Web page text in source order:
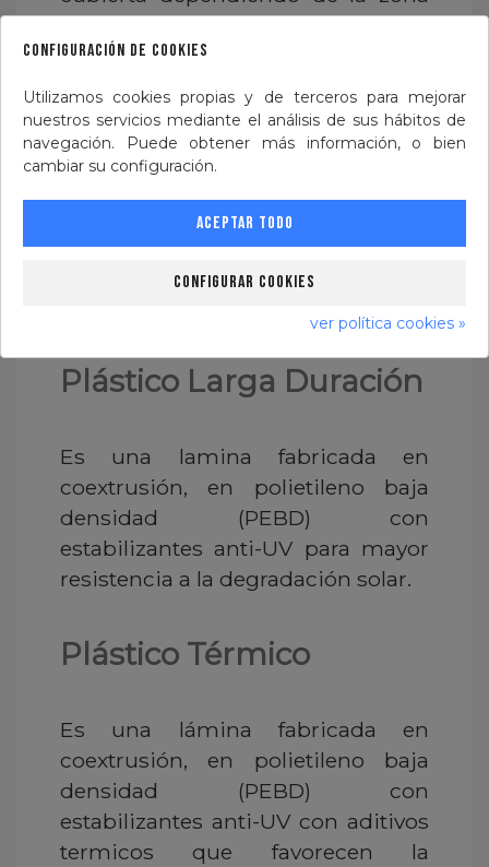
donde se encuentre el cultivo, del
uso de fitosanitarios. No sera igual
instalarlo en la zona sur de España,
que hay más horas de sol, que en la
zona norte del país.
Tipos de plásticos
para cubierta de
invernaderos
Plástico Larga Duración
Es una lamina fabricada en
coextrusión, en polietileno baja
densidad (PEBD) con
estabilizantes anti-UV para mayor
resistencia a la degradación solar.
Plástico Térmico
Es una lámina fabricada en
coextrusión, en polietileno baja
densidad (PEBD) con
estabilizantes anti-UV con aditivos
termicos que favorecen la
configuración de cookies
Utilizamos cookies propias y de terceros para mejorar
nuestros servicios mediante el análisis de sus hábitos de
navegación. Puede obtener más información, o bien
cambiar su configuración.
Aceptar todo
Configurar cookies
ver política cookies »